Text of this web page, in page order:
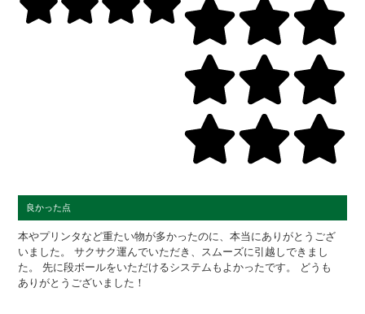
良かった点
本やプリンタなど重たい物が多かったのに、本当にありがとうござ
いました。 サクサク運んでいただき、スムーズに引越しできまし
た。 先に段ボールをいただけるシステムもよかったです。 どうも
ありがとうございました！